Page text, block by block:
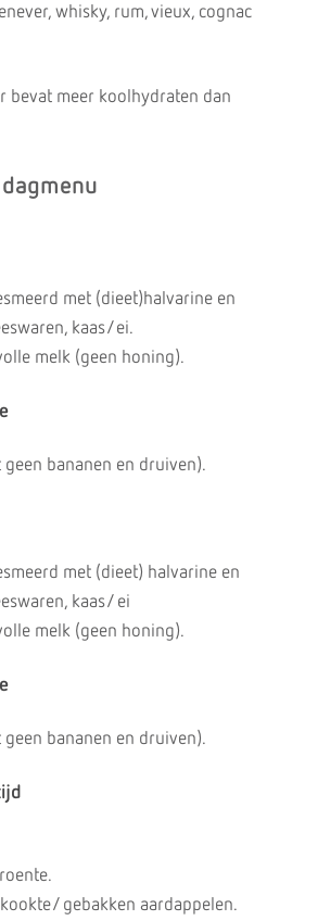
whisky, rum, vieux, cognac
bevat meer koolhydraten dan
met (dieet)halvarine en
kaas/ei.
melk (geen honing).
bananen en druiven).
met (dieet) halvarine en
kaas/ ei
melk (geen honing).
bananen en druiven).
gebakken aardappelen.